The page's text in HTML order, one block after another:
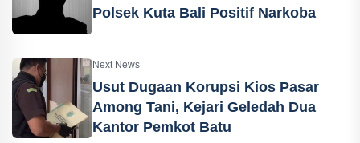
Polsek Kuta Bali Positif Narkoba
Next News
Usut Dugaan Korupsi Kios Pasar
Among Tani, Kejari Geledah Dua
Kantor Pemkot Batu